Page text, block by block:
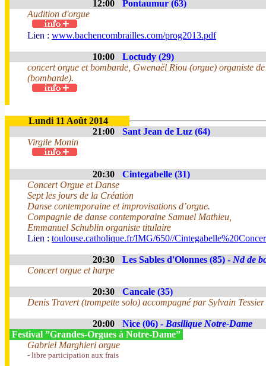
12:00
Pontaumur (63)
Audition d'orgue
Lien : www.bachencombrailles.com/prog2013.pdf
10:00
Loctudy (29)
concert orgue et bombarde, Gwenaël Riou (orgue) organiste
(bombarde).
Lundi 11 Août 2014
21:00
Sant Jean de Luz (64)
Virgile Monin
20:30
Cintegabelle (31)
Concert Orgue et Danse
Sept les jours de la Création
Danse contemporaine et improvisations d’orgue.
Compagnie de danse contemporaine Samuel Mathieu,
Emmanuel Schublin organiste titulaire
Lien : toulouse.catholique.fr/IMG/650//
20:30 Les Sables d'Olonnes (85) - Nd de
Concert orgue et harpe
20:30
Cancale (35)
Denis Travert (trompette solo) accompagné par Sylvain
20:00 Nice (06) - Basilique Notre-Dame
Festival ”Grandes-Orgues à Notre-Dame”
Gabriel Marghieri orgue
- libre participation aux frais